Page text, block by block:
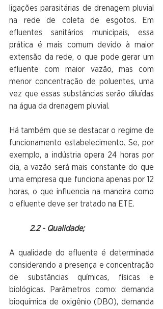
ligações parasitárias de drenagem pluvial
na rede de coleta de esgotos. Em
efluentes sanitários municipais, essa
prática é mais comum devido à maior
extensão da rede, o que pode gerar um
efluente com maior vazão, mas com
menor concentração de poluentes, uma
vez que essas substâncias serão diluídas
na água da drenagem pluvial.
Há também que se destacar o regime de
funcionamento estabelecimento. Se, por
exemplo, a indústria opera 24 horas por
dia, a vazão será mais constante do que
uma empresa que funciona apenas por 12
horas, o que influencia na maneira como
o efluente deve ser tratado na ETE.
2.2 - Qualidade;
A qualidade do efluente é determinada
considerando a presença e concentração
de substâncias químicas, físicas e
biológicas. Parâmetros como: demanda
bioquímica de oxigênio (DBO), demanda